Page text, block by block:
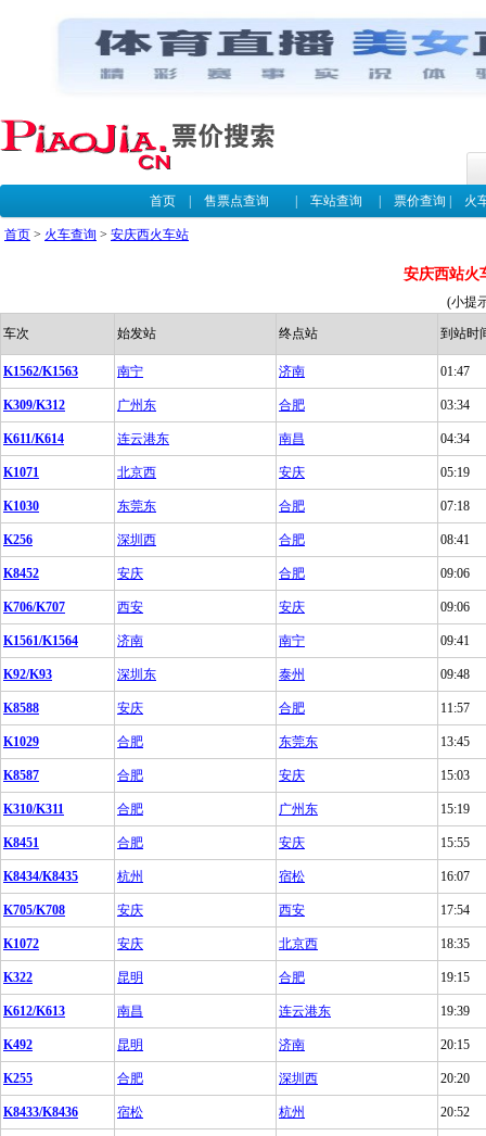
首页| 售票点查询 车站查询 票价查询 火
首页 > 火车查询 > 安庆西火车站
安庆西站火
(小提
车次 始发站 终点站 到站时
K1562/K1563 南宁 济南 01:47
K309/K312 广州东 合肥 03:34
K611/K614 连云港东 南昌 04:34
K1071 北京西 安庆 05:19
K1030 东莞东 合肥 07:18
K256 深圳西 合肥 08:41
K8452 安庆 合肥 09:06
K706/K707 西安 安庆 09:06
K1561/K1564 济南 南宁 09:41
K92/K93 深圳东 泰州 09:48
K8588 安庆 合肥 11:57
K1029 合肥 东莞东 13:45
K8587 合肥 安庆 15:03
K310/K311 合肥 广州东 15:19
K8451 合肥 安庆 15:55
K8434/K8435 杭州 宿松 16:07
K705/K708 安庆 西安 17:54
K1072 安庆 北京西 18:35
K322 昆明 合肥 19:15
K612/K613 南昌 连云港东 19:39
K492 昆明 济南 20:15
K255 合肥 深圳西 20:20
K8433/K8436 宿松 杭州 20:52